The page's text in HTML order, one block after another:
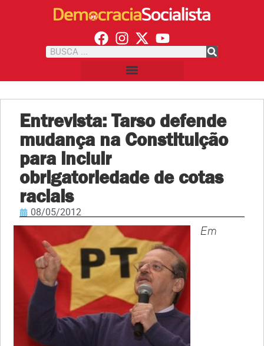
Entrevista: Tarso defende
mudança na Constituição
para incluir
obrigatoriedade de cotas
raciais
08/05/2012
Em